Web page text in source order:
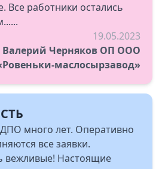
Все работники остались
19.05.2023
Валерий Черняков ОП ООО
маслосырзавод»
много лет. Оперативно
все заявки.
вежливые! Настоящие